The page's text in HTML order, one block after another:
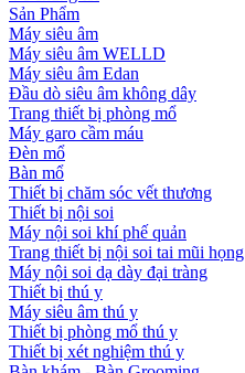
Sản Phẩm
Máy siêu âm
Máy siêu âm WELLD
Máy siêu âm Edan
Đầu dò siêu âm không dây
Trang thiết bị phòng mổ
Máy garo cầm máu
Đèn mổ
Bàn mổ
Thiết bị chăm sóc vết thương
Thiết bị nội soi
Máy nội soi khí phế quản
Trang thiết bị nội soi tai mũi họng
Máy nội soi dạ dày đại tràng
Thiết bị thú y
Máy siêu âm thú y
Thiết bị phòng mổ thú y
Thiết bị xét nghiệm thú y